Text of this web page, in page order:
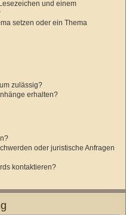
und einem
setzen oder ein Thema
zulässig?
erhalten?
oder juristische Anfragen
kontaktieren?